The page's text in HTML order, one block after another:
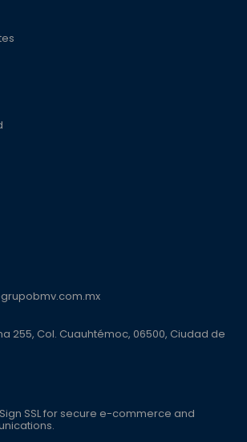
255, Col. Cuauhtémoc, 06500, Ciudad de
SSL for secure e-commerce and